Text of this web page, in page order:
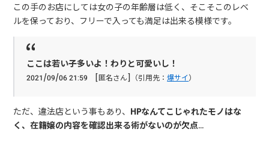
この手のお店にしては女の子の年齢層は低く、そこそこのレベ
ルを保っており、フリーで入っても満足は出来る模様です。
ここは若い子多いよ！わりと可愛いし！
2021/09/06 21:59 [匿名さん]（引用先：爆サイ）
ただ、違法店という事もあり、 HPなんてこじゃれたモノはな
く、在籍嬢の内容を確認出来る術がないのが欠点…